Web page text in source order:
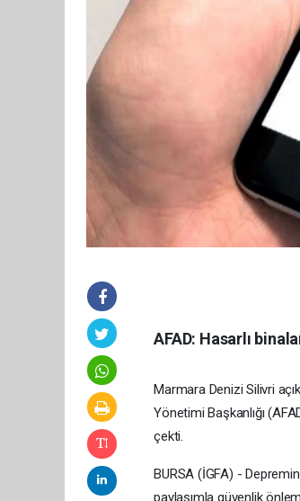
AFAD: Hasarlı
Marmara Denizi Silivri
Yönetimi Başkanlığı
çekti.
BURSA (İGFA) -
paylaşımla güvenlik